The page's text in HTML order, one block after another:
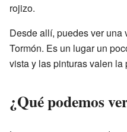
rojizo.
Desde allí, puedes ver
Tormón. Es un lugar un
vista y las pinturas valen la
¿Qué podemos